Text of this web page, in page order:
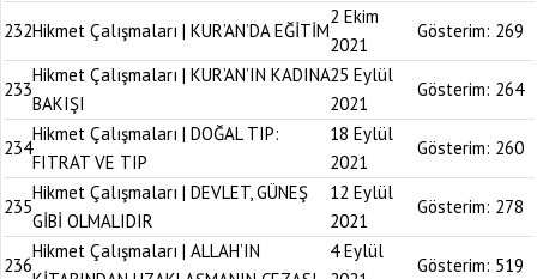
232Hikmet Çalışmaları | KUR’AN’DA EĞİTİM
2 Ekim
2021
Gösterim: 269
233
Hikmet Çalışmaları | KUR’AN’IN KADINA
BAKIŞI
25 Eylül
2021
Gösterim: 264
234
Hikmet Çalışmaları | DOĞAL TIP:
FITRAT VE TIP
18 Eylül
2021
Gösterim: 260
235
Hikmet Çalışmaları | DEVLET, GÜNEŞ
GİBİ OLMALIDIR
12 Eylül
2021
Gösterim: 278
236
Hikmet Çalışmaları | ALLAH’IN
4 Eylül
Gösterim: 519